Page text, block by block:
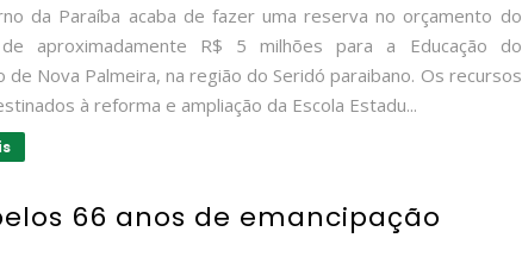
da Paraíba acaba de fazer uma reserva no orçamento do
aproximadamente R$ 5 milhões para a Educação do
de Nova Palmeira, na região do Seridó paraibano. Os recursos
à reforma e ampliação da Escola Estadu...
66 anos de emancipação